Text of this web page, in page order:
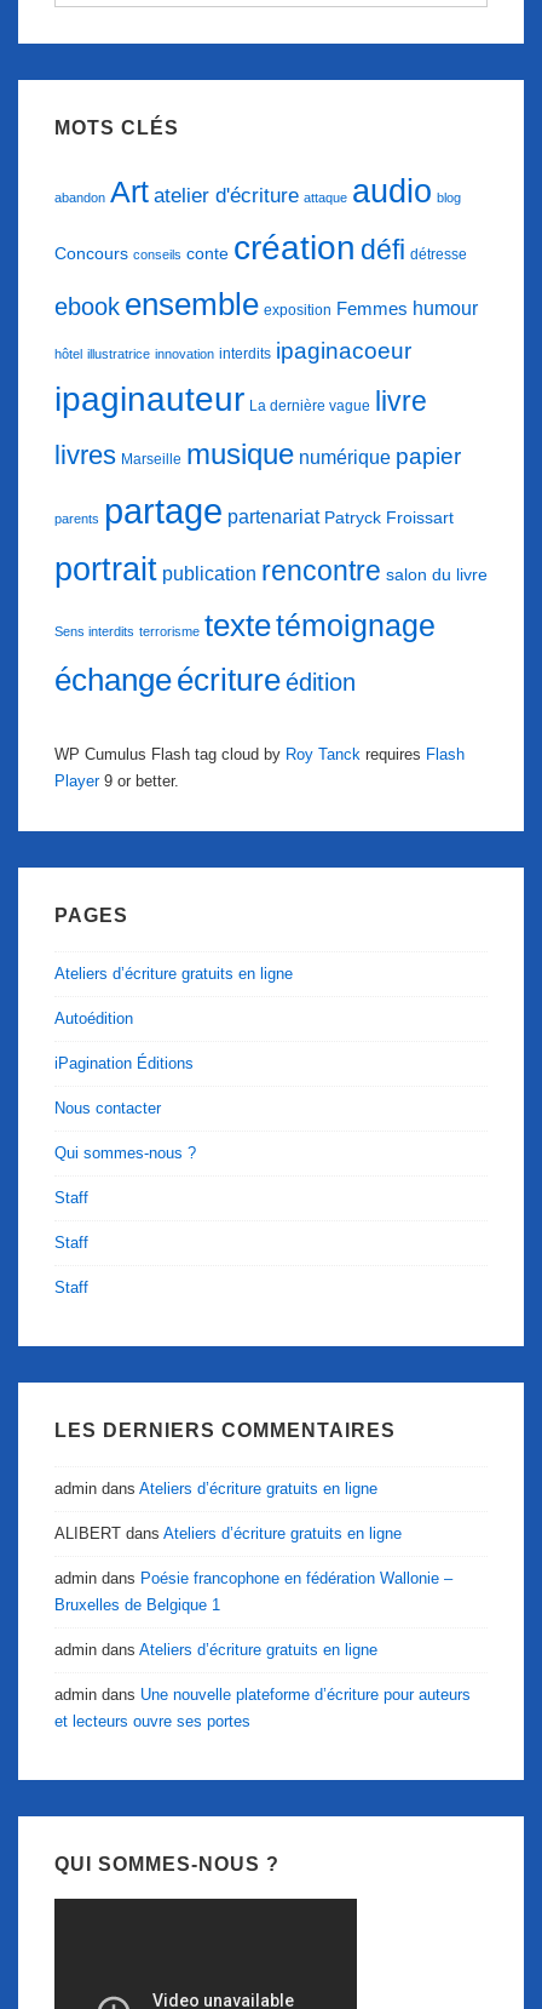
désir….
MOTS CLÉS
abandon Art atelier d'écriture attaque audio blog
Concours conseils conte création défi détresse
ebook ensemble exposition Femmes humour
hôtel illustratrice innovation interdits ipaginacoeur
ipaginauteur La dernière vague livre
livres Marseille musique numérique papier
parents partage partenariat Patryck Froissart
portrait publication rencontre salon du livre
Sens interdits terrorisme textetémoignage
échangeécritureédition
WP Cumulus Flash tag cloud by Roy Tanck requires Flash
Player9 or better.
PAGES
Ateliers d’écriture gratuits en ligne
Autoédition
iPagination Éditions
Nous contacter
Qui sommes-nous ?
Staff
Staff
Staff
LES DERNIERS COMMENTAIRES
admin dans Ateliers d’écriture gratuits en ligne
ALIBERT dans Ateliers d’écriture gratuits en ligne
admin dans Poésie francophone en fédération Wallonie –
Bruxelles de Belgique 1
admin dans Ateliers d’écriture gratuits en ligne
admin dans Une nouvelle plateforme d’écriture pour auteurs
et lecteurs ouvre ses portes
QUI SOMMES-NOUS ?